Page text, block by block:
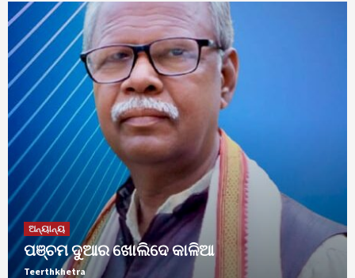
ଅନ୍ୟାନ୍ୟ
ପଞ୍ଚମ ଦୁଆର ଖୋଲିଦେ କାଳିଆ
Teerthkhetra
ଅନ୍ୟାନ୍ୟ
ନୂଆଁଖାଇ_ଲଗ୍ନ_ଧାର୍ଯ୍ୟ
ଅନ୍ୟାନ୍ୟ
ଓଡ଼ିଶା_ହେବ_ଫୁଡ୍‌_ପ୍ରୋସେସିଂ_ହବ୍‌